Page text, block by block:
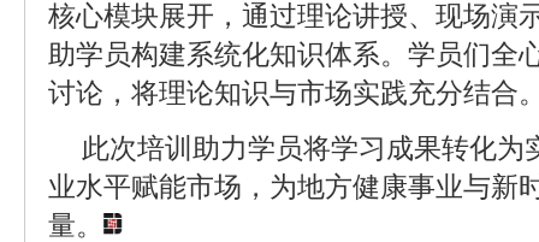
核心模块展开，通过理论讲授、现场演
助学员构建系统化知识体系。学员们全
讨论，将理论知识与市场实践充分结合
此次培训助力学员将学习成果转化为
业水平赋能市场，为地方健康事业与新
量。